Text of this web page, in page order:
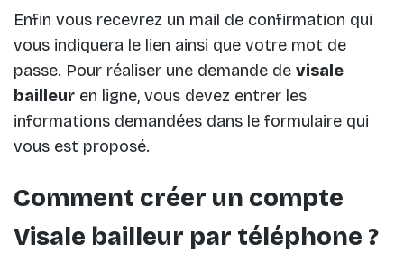
Enfin vous recevrez un mail de confirmation qui
vous indiquera le lien ainsi que votre mot de
passe. Pour réaliser une demande de visale
bailleur en ligne, vous devez entrer les
informations demandées dans le formulaire qui
vous est proposé.
Comment créer un compte
Visale bailleur par téléphone ?